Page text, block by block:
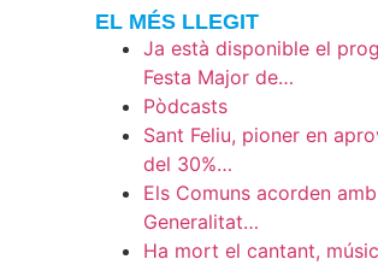
EL MÉS LLEGIT
Ja està disponible el
Festa Major de…
Pòdcasts
Sant Feliu, pioner en
del 30%…
Els Comuns acorden
Generalitat…
Ha mort el cantant,